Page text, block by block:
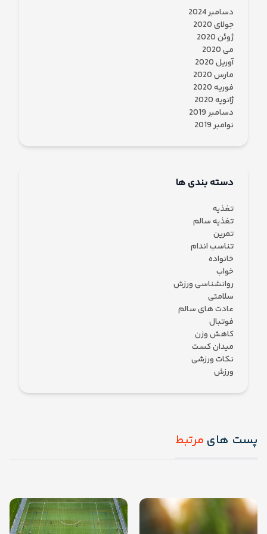
دسامبر 2024
جولای 2020
ژوئن 2020
می 2020
آوریل 2020
مارس 2020
فوریه 2020
ژانویه 2020
دسامبر 2019
نوامبر 2019
دسته بندی ها
تغذیه
تغذیه سالم
تمرین
تناسب اندام
خانواده
خواب
روانشناسی ورزش
سلامتی
عادت های سالم
فوتبال
کاهش وزن
میدان کست
نکات ورزشی
ورزش
پست های مرتبط